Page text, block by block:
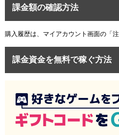
課金額の確認方法
購入履歴は、マイアカウント画面の「
課金資金を無料で稼ぐ方法